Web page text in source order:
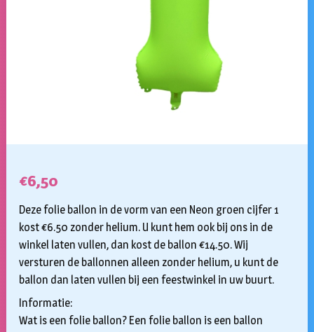
€6,50
Deze folie ballon in de vorm van een Neon groen cijfer 1
kost €6.50 zonder helium. U kunt hem ook bij ons in de
winkel laten vullen, dan kost de ballon €14.50. Wij
versturen de ballonnen alleen zonder helium, u kunt de
ballon dan laten vullen bij een feestwinkel in uw buurt.
Informatie:
Wat is een folie ballon? Een folie ballon is een ballon